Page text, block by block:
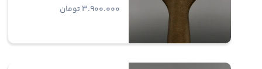
3.900.000 تومان